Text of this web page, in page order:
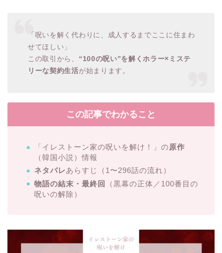
「呪いを解く代わりに、成人するまでここに住まわ
せてほしい」
この取引から、 “100の呪い”を解くホラー×ミステ
リーな契約生活が始まります。
この記事でわかること
「イレストーン家の呪いを解け！」の原作
（韓国小説）情報
ネタバレあらすじ（1〜296話の流れ）
物語の結末・最終回
（黒幕の正体／100番目の
呪いの解除）